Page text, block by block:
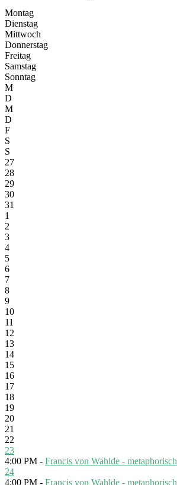
Montag
Dienstag
Mittwoch
Donnerstag
Freitag
Samstag
Sonntag
M
D
M
D
F
S
S
27
28
29
30
31
1
2
3
4
5
6
7
8
9
10
11
12
13
14
15
16
17
18
19
20
21
22
23
4:00 PM - Francis von Wahlde - metaphorisch
24
4:00 PM - Francis von Wahlde - metaphorisch